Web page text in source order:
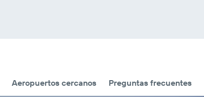
Aeropuertos cercanos Preguntas frecuentes